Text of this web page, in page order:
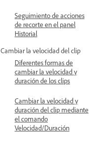
Seguimiento de acciones
de recorte en el panel
Historial
Cambiar la velocidad del clip
Diferentes formas de
cambiar la velocidad y
duración de los clips
Cambiar la velocidad y
duración del clip mediante
el comando
Velocidad/Duración